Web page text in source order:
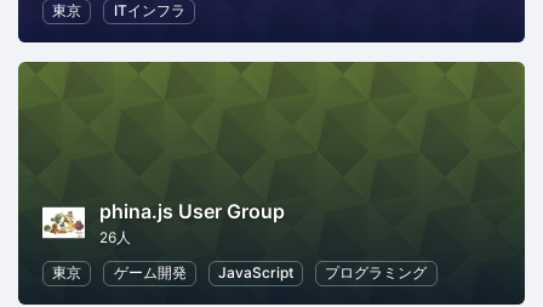
東京
ITインフラ
phina.js User Group
26人
東京
ゲーム開発 JavaScript プログラミング